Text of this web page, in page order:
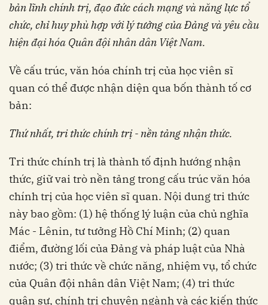
bản lĩnh chính trị, đạo đức cách mạng và năng lực tổ
chức, chỉ huy phù hợp với lý tưởng của Đảng và yêu cầu
hiện đại hóa Quân đội nhân dân Việt Nam.
Về cấu trúc, văn hóa chính trị của học viên sĩ
quan có thể được nhận diện qua bốn thành tố cơ
bản:
Thứ nhất, tri thức chính trị-nền tảngnhận thức.
Tri thức chính trị là thành tố định hướng nhận
thức, giữ vai trò nền tảng trong cấu trúc văn hóa
chính trị của học viên sĩ quan. Nội dung tri thức
này bao gồm: (1) hệ thống lý luận của chủ nghĩa
Mác - Lênin, tư tưởng Hồ Chí Minh; (2) quan
điểm, đường lối của Đảng và pháp luật của Nhà
nước; (3) tri thức về chức năng, nhiệm vụ, tổ chức
của Quân đội nhân dân Việt Nam; (4) tri thức
quân sự, chính trị chuyên ngành và các kiến thức